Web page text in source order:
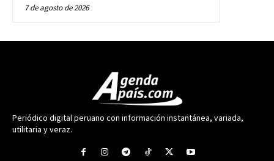
7 de agosto de 2026
Periódico digital peruano con información instantánea, variada,
utilitaria y veraz.